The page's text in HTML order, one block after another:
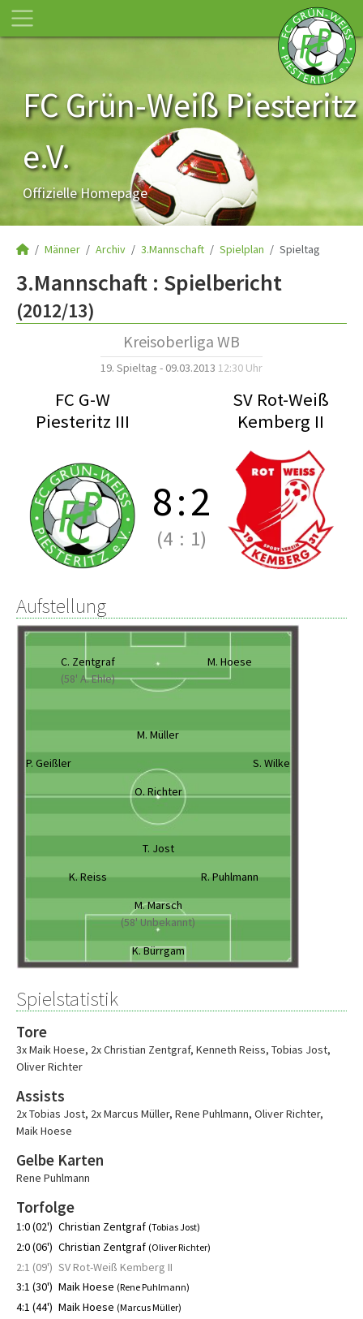
FC Grün-Weiß Piesteritz
e.V.
Offizielle Homepage
Männer Archiv 3.Mannschaft Spielplan Spieltag
3.Mannschaft : Spielbericht
(2012/13)
Kreisoberliga WB
19. Spieltag - 09.03.2013 12:30 Uhr
FC G-W
Piesteritz III
SV Rot-Weiß
Kemberg II
8:2
(4 : 1)
Aufstellung
C. Zentgraf
(58' A. Ehle)
M. Hoese
M. Müller
P. Geißler
S. Wilke
O. Richter
T. Jost
K. Reiss
R. Puhlmann
M. Marsch
(58' Unbekannt)
K. Bürrgam
Spielstatistik
Tore
3x Maik Hoese, 2x Christian Zentgraf, Kenneth Reiss, Tobias Jost,
Oliver Richter
Assists
2x Tobias Jost, 2x Marcus Müller, Rene Puhlmann, Oliver Richter,
Maik Hoese
Gelbe Karten
Rene Puhlmann
Torfolge
1:0 (02') Christian Zentgraf (Tobias Jost)
2:0 (06') Christian Zentgraf (Oliver Richter)
2:1 (09') SV Rot-Weiß Kemberg II
3:1 (30') Maik Hoese (Rene Puhlmann)
4:1 (44') Maik Hoese (Marcus Müller)